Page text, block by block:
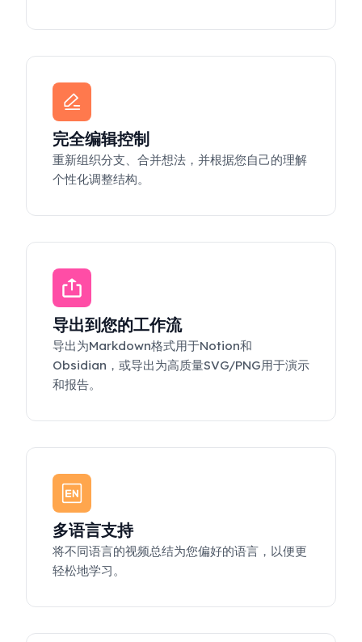
完全编辑控制
重新组织分支、合并想法，并根据您自己的理解
个性化调整结构。
导出到您的工作流
导出为Markdown格式用于Notion和
Obsidian，或导出为高质量SVG/PNG用于演示
和报告。
多语言支持
将不同语言的视频总结为您偏好的语言，以便更
轻松地学习。